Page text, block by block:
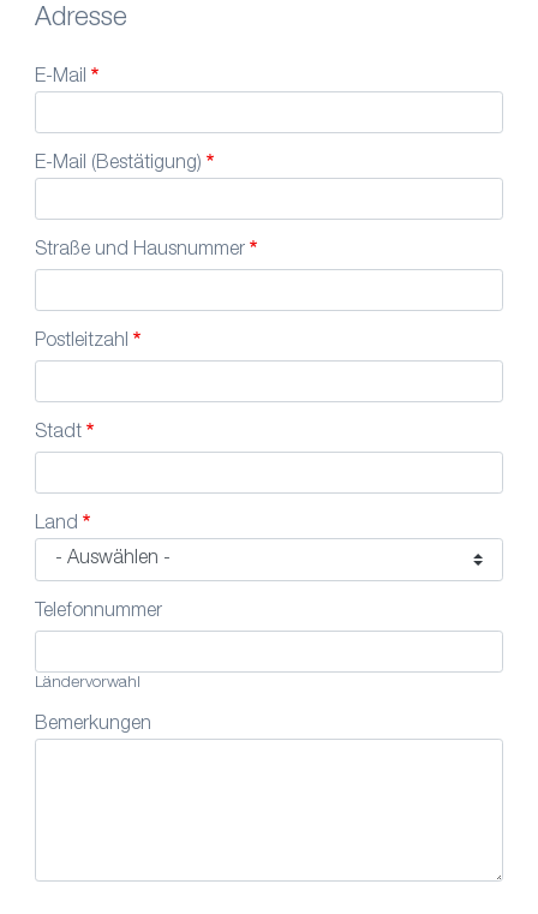
Adresse
E-Mail
E-Mail (Bestätigung)
Straße und Hausnummer
Postleitzahl
Stadt
Land
Telefonnummer
Ländervorwahl
Bemerkungen